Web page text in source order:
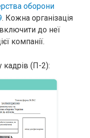
оборони
. Кожна організація
до неї
компанії.
кадрів (П-2):